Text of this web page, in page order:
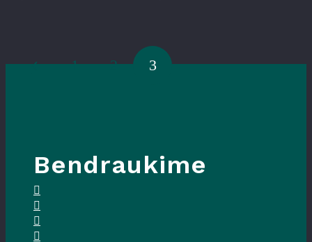
1 2 3
Bendraukime